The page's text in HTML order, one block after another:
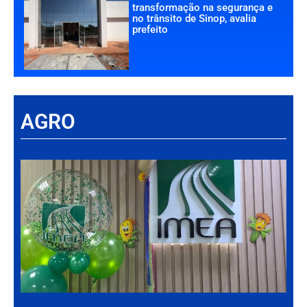
transformação na segurança e
no trânsito de Sinop, avalia
prefeito
AGRO